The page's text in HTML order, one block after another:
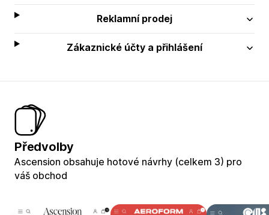
Reklamní prodej
Zákaznické účty a přihlášení
Předvolby
Ascension obsahuje hotové návrhy (celkem 3) pro
váš obchod